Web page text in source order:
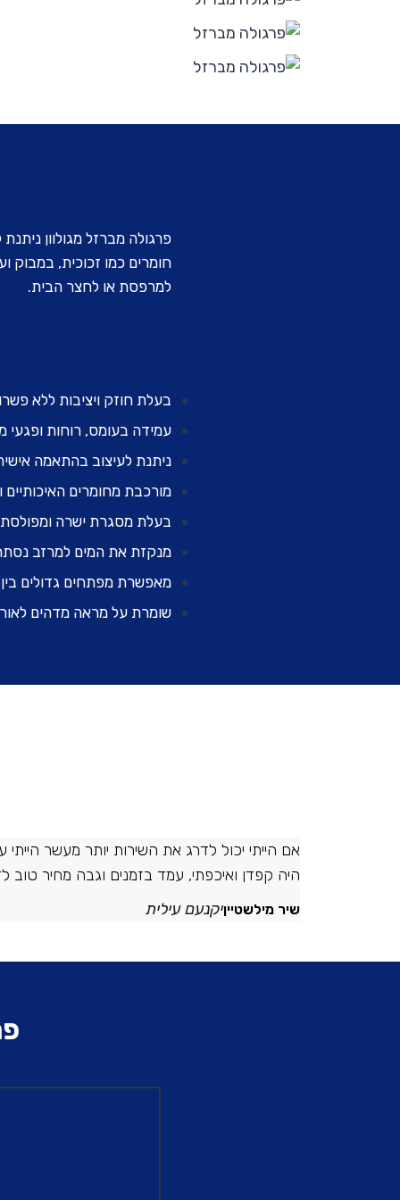
פרגולה מברזל מגולוון
חומרים כמו זכוכית, במבוק
למרפסת או לחצר הבית.
בעלת חוזק ויציבות ללא
עמידה בעומס, רוחות ופגעי
ניתנת לעיצוב בהתאמה אישית
מורכבת מחומרים
בעלת מסגרת ישרה
מנקזת את המים למרזב
מאפשרת מפתחים גדולים
שומרת על מראה מדהים
אם הייתי יכול לדרג את השירות יותר מעשר
היה קפדן ואיכפתי, עמד בזמנים וגבה מחיר טוב
שיר מילשטייןיקנעם עילית